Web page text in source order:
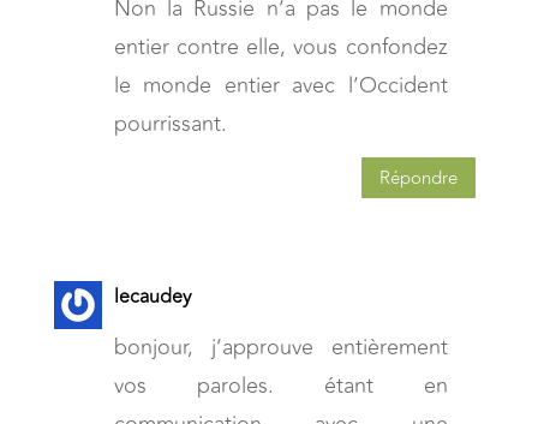
Non la Russie n’a pas le monde
entier contre elle, vous confondez
le monde entier avec l’Occident
pourrissant.
Répondre
lecaudey
bonjour, j’approuve entièrement
vos paroles. étant en